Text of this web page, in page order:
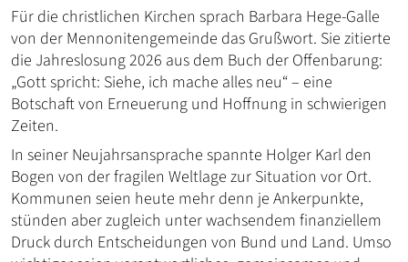
Für die christlichen Kirchen sprach Barbara Hege-Galle
von der Mennonitengemeinde das Grußwort. Sie zitierte
die Jahreslosung 2026 aus dem Buch der Offenbarung:
„Gott spricht: Siehe, ich mache alles neu“ – eine
Botschaft von Erneuerung und Hoffnung in schwierigen
Zeiten.
In seiner Neujahrsansprache spannte Holger Karl den
Bogen von der fragilen Weltlage zur Situation vor Ort.
Kommunen seien heute mehr denn je Ankerpunkte,
stünden aber zugleich unter wachsendem finanziellem
Druck durch Entscheidungen von Bund und Land. Umso